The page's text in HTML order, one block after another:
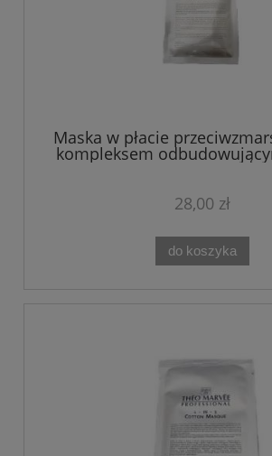
Maska w płacie
kompleksem
ANTI WRINKLE Theo
28,00 zł
do koszyka